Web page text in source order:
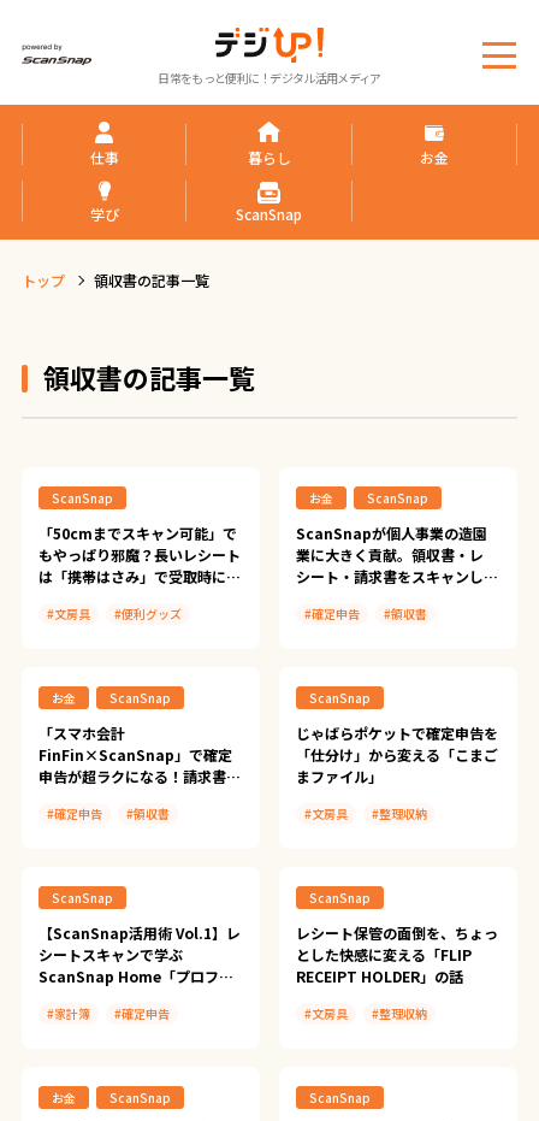
日常をもっと便利に！デジタル活用メディア
メ
ニ
仕事 暮らし お金
学び ScanSnap
トップ 領収書の記事一覧
領収書の記事一覧
ScanSnap
「50cmまでスキャン可能」で
もやっぱり邪魔？長いレシート
は「携帯はさみ」で受取時に整
#文房具
#便利グッズ
#インボイス
#証憑
#経理
#文具とデジタルのいい関係
お金 ScanSnap
ScanSnapが個人事業の造園
業に大きく貢献。領収書・レ
シート・請求書をスキャンして
記帳を自動化して確定申告を効
可能に！
#確定申告
#領収書
#ScanSnap導入事例
#スマホ会計FinFin
#確定申告FinFin
#請求書FinFin
お金 ScanSnap
「スマホ会計
FinFin×ScanSnap」で確定
申告が超ラクになる！請求書や
てスマホ会計FinFinにインポー
#確定申告
#領収書
#スマホ会計FinFin
#確定申告FinFin
ScanSnap
じゃばらポケットで確定申告を
「仕分け」から変える「こまご
まファイル」
#文房具
#整理収納
#文具とデジタルのいい関係
ScanSnap
【ScanSnap活用術 Vol.1】レ
シートスキャンで学ぶ
ScanSnap Home「プロファ
方
#家計簿
#確定申告
#ScanSnapプロファイル入門～
ScanSnap
レシート保管の面倒を、ちょっ
とした快感に変える「FLIP
RECEIPT HOLDER」の話
#文房具
#整理収納
お金
ScanSnap ScanSnap